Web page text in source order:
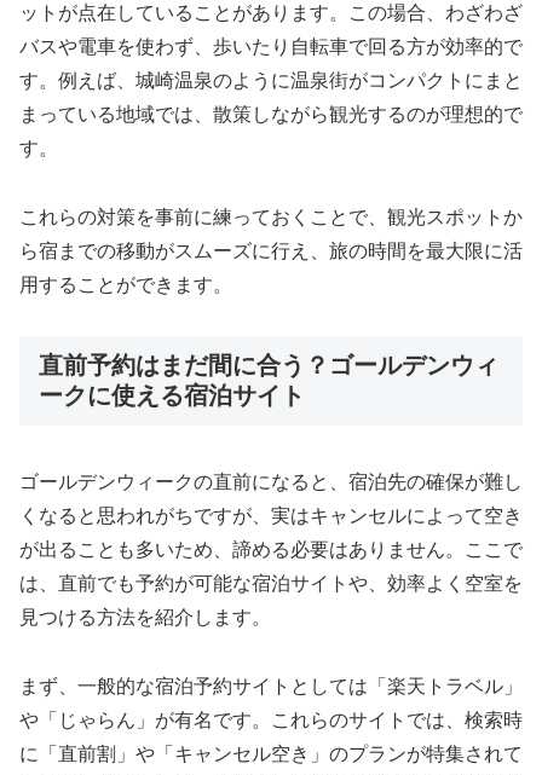
ットが点在していることがあります。この場合、わざわざ
バスや電車を使わず、歩いたり自転車で回る方が効率的で
す。例えば、城崎温泉のように温泉街がコンパクトにまと
まっている地域では、散策しながら観光するのが理想的で
す。
これらの対策を事前に練っておくことで、観光スポットか
ら宿までの移動がスムーズに行え、旅の時間を最大限に活
用することができます。
直前予約はまだ間に合う？ゴールデンウィ
ークに使える宿泊サイト
ゴールデンウィークの直前になると、宿泊先の確保が難し
くなると思われがちですが、実はキャンセルによって空き
が出ることも多いため、諦める必要はありません。ここで
は、直前でも予約が可能な宿泊サイトや、効率よく空室を
見つける方法を紹介します。
まず、一般的な宿泊予約サイトとしては「楽天トラベル」
や「じゃらん」が有名です。これらのサイトでは、検索時
に「直前割」や「キャンセル空き」のプランが特集されて